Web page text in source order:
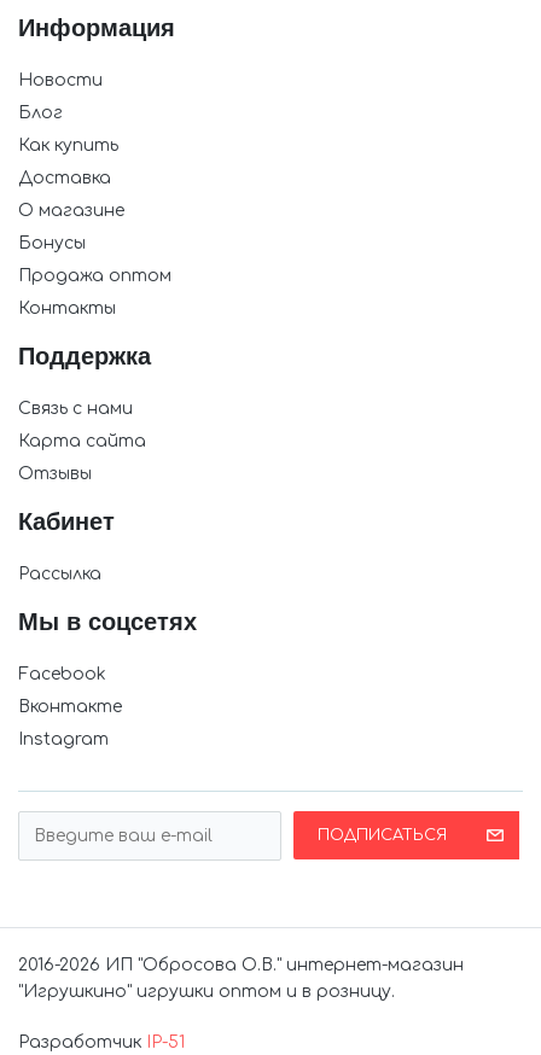
Информация
Новости
Блог
Как купить
Доставка
О магазине
Бонусы
Продажа оптом
Контакты
Поддержка
Связь с нами
Карта сайта
Отзывы
Кабинет
Рассылка
Мы в соцсетях
Facebook
Вконтакте
Instagram
ПОДПИСАТЬСЯ
2016-2026 ИП "Обросова О.В." интернет-магазин
"Игрушкино" игрушки оптом и в розницу.
Разработчик IP-51